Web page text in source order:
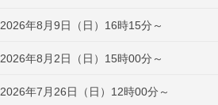
2026年8月9日（日）16時15分～
2026年8月2日（日）15時00分～
2026年7月26日（日）12時00分～